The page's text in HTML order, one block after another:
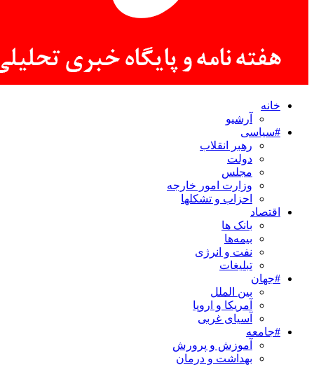
خانه
آرشیو
#سیاسی
رهبر انقلاب
دولت
مجلس
وزارت امور خارجه
احزاب و تشکلها
اقتصاد
بانک ها
بیمه‌ها
نفت و انرژی
تبلیغات
#جهان
بین الملل
آمریکا و اروپا
آسیای غربی
#جامعه
آموزش و پرورش
بهداشت و درمان